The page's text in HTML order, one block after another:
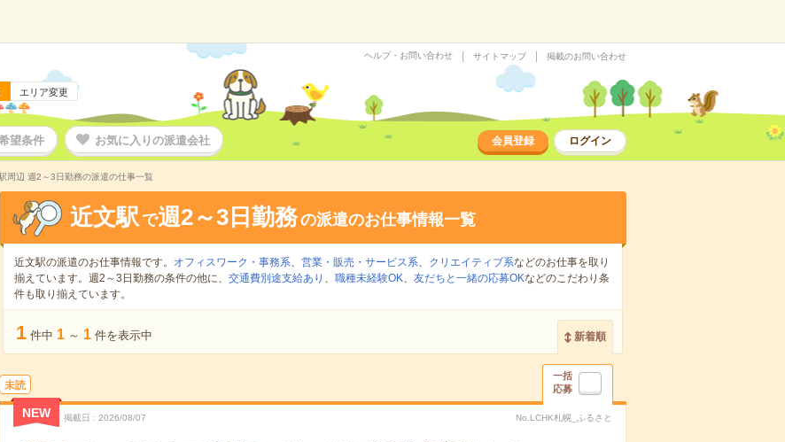
エリア変更
ヘルプ・お問い合わせ サイトマップ 掲載のお問い合わせ
望条件 お気に入りの派遣会社 会員登録 ログイン
周辺 週2～3日勤務の派遣の仕事一覧
近文駅 で週2～3日勤務の派遣のお仕事情報一覧
近文駅の派遣のお仕事情報です。 オフィスワーク・事務系、 営業・販売・サービス系、 クリエイティブ系などのお仕事を取り
揃えています。週2～3日勤務の条件の他に、 交通費別途支給あり 、 職種未経験OK、 友だちと一緒の応募OKなどのこだわり条
件も取り揃えています。
1 件中 1 ～ 1 件を表示中 新着順
未読
一括
応募
NEW 掲載日 2026/08/07 No.LCHK札幌_ふるさと